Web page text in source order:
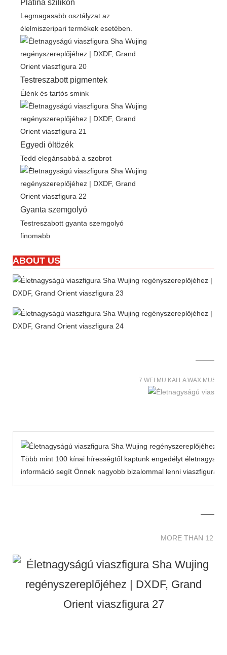
Platina szilikon
Legmagasabb osztályzat az
élelmiszeripari termékek esetében.
Testreszabott pigmentek
Élénk és tartós smink
Egyedi öltözék
Tedd elegánsabbá a szobrot
Gyanta szemgolyó
Testreszabott gyanta szemgolyó
finomabb
ABOUT US
7 WEI MU KAI LA WAX
Több mint 100 kínai hírességtől kaptunk engedélyt
információ segít Önnek nagyobb bizalommal lenni
MORE THAN 12